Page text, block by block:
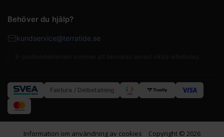
Behöver du hjälp?
kundservice@terratide.se
Faktura / Delbetalning
Information om användning av cookies Copyright © 2026